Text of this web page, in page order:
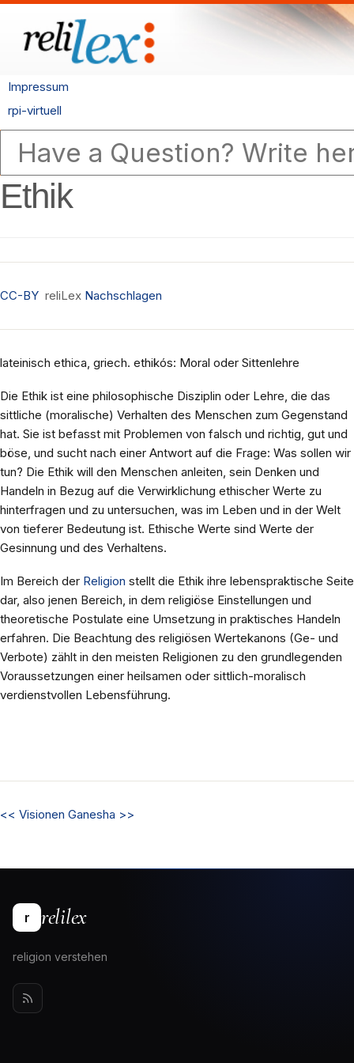
Impressum
rpi-virtuell
Ethik
CC-BY reliLex Nachschlagen
lateinisch ethica, griech. ethikós: Moral oder Sittenlehre
Die Ethik ist eine philosophische Disziplin oder Lehre, die das
sittliche (moralische) Verhalten des Menschen zum Gegenstand
hat. Sie ist befasst mit Problemen von falsch und richtig, gut und
böse, und sucht nach einer Antwort auf die Frage: Was sollen wir
tun? Die Ethik will den Menschen anleiten, sein Denken und
Handeln in Bezug auf die Verwirklichung ethischer Werte zu
hinterfragen und zu untersuchen, was im Leben und in der Welt
von tieferer Bedeutung ist. Ethische Werte sind Werte der
Gesinnung und des Verhaltens.
Im Bereich der Religion stellt die Ethik ihre lebenspraktische Seite
dar, also jenen Bereich, in dem religiöse Einstellungen und
theoretische Postulate eine Umsetzung in praktisches Handeln
erfahren. Die Beachtung des religiösen Wertekanons (Ge- und
Verbote) zählt in den meisten Religionen zu den grundlegenden
Voraussetzungen einer heilsamen oder sittlich-moralisch
verdienstvollen Lebensführung.
<< Visionen Ganesha >>
r relilex
religion verstehen